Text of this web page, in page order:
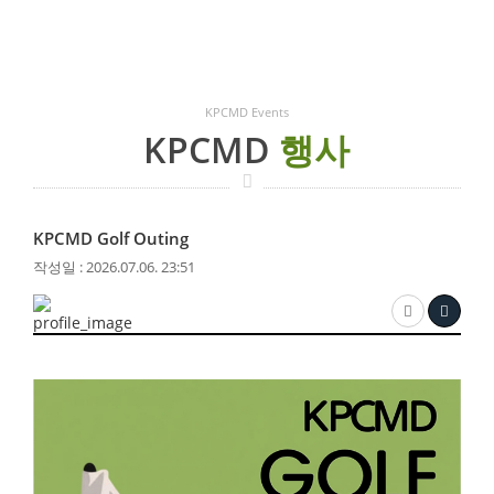
KPCMD Events
KPCMD 행사
KPCMD Golf Outing
작성일 : 2026.07.06. 23:51